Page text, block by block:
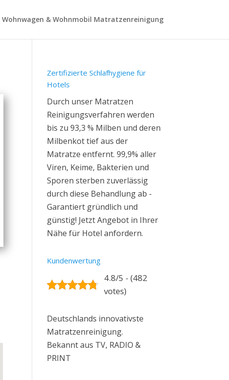
Wohnwagen & Wohnmobil Matratzenreinigung
Zertifizierte Schlafhygiene für
Hotels
Durch unser Matratzen
Reinigungsverfahren werden
bis zu 93,3 % Milben und deren
Milbenkot tief aus der
Matratze entfernt. 99,9% aller
Viren, Keime, Bakterien und
Sporen sterben zuverlässig
durch diese Behandlung ab -
Garantiert gründlich und
günstig! Jetzt Angebot in Ihrer
Nähe für Hotel anfordern.
Kundenwertung
4.8/5 - (482
votes)
Deutschlands innovativste
Matratzenreinigung.
Bekannt aus TV, RADIO &
PRINT